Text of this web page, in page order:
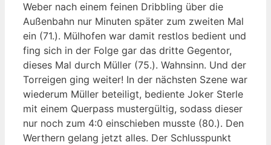
Weber nach einem feinen Dribbling über die
Außenbahn nur Minuten später zum zweiten Mal
ein (71.). Mülhofen war damit restlos bedient und
fing sich in der Folge gar das dritte Gegentor,
dieses Mal durch Müller (75.). Wahnsinn. Und der
Torreigen ging weiter! In der nächsten Szene war
wiederum Müller beteiligt, bediente Joker Sterle
mit einem Querpass mustergültig, sodass dieser
nur noch zum 4:0 einschieben musste (80.). Den
Werthern gelang jetzt alles. Der Schlusspunkt